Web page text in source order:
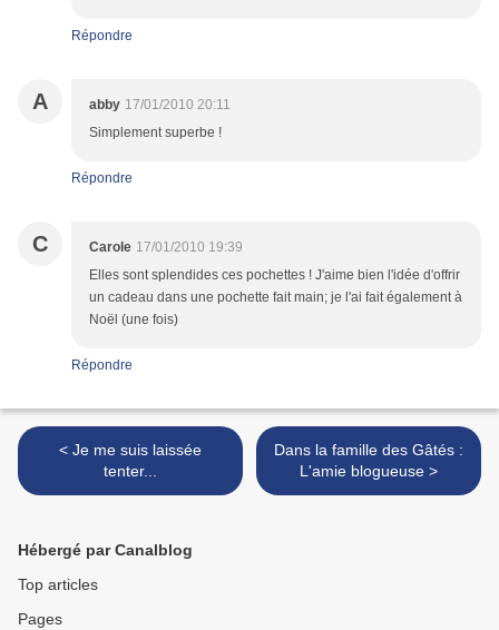
Répondre
A abby 17/01/2010 20:11
Simplement superbe !
Répondre
C Carole 17/01/2010 19:39
Elles sont splendides ces pochettes ! J'aime bien l'idée d'offrir
un cadeau dans une pochette fait main; je l'ai fait également à
Noël (une fois)
Répondre
< Je me suis laissée
tenter...
Dans la famille des Gâtés :
L'amie blogueuse >
Hébergé par Canalblog
Top articles
Pages